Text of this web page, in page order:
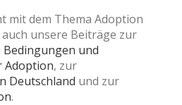
mit dem Thema Adoption
unsere Beiträge zur
Bedingungen und
Adoption, zur
Deutschland und zur
.